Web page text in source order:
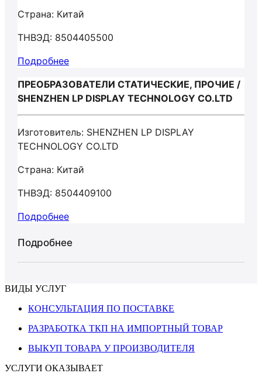
Страна: Китай
ТНВЭД: 8504405500
Подробнее
ПРЕОБРАЗОВАТЕЛИ СТАТИЧЕСКИЕ, ПРОЧИЕ /
SHENZHEN LP DISPLAY TECHNOLOGY CO.LTD
Изготовитель: SHENZHEN LP DISPLAY
TECHNOLOGY CO.LTD
Страна: Китай
ТНВЭД: 8504409100
Подробнее
Подробнее
ВИДЫ УСЛУГ
КОНСУЛЬТАЦИЯ ПО ПОСТАВКЕ
РАЗРАБОТКА ТКП НА ИМПОРТНЫЙ ТОВАР
ВЫКУП ТОВАРА У ПРОИЗВОДИТЕЛЯ
УСЛУГИ ОКАЗЫВАЕТ